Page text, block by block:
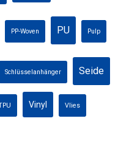
PP-Woven PU Pulp
Schlüsselanhänger Seide
Vinyl Vlies